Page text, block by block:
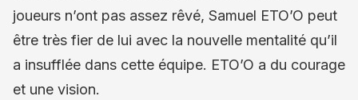
joueurs n’ont pas assez rêvé, Samuel ETO’O peut
être très fier de lui avec la nouvelle mentalité qu’il
a insufflée dans cette équipe. ETO’O a du courage
et une vision.